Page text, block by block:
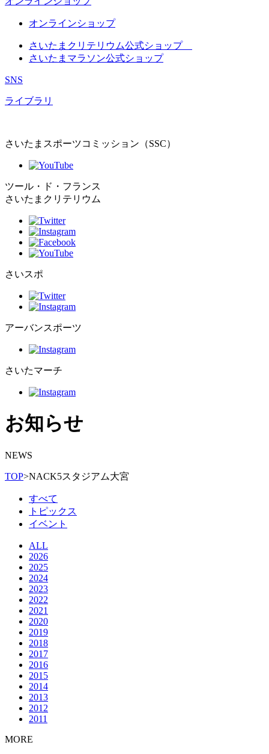
オンラインショップ
さいたまクリテリウム公式ショップ
さいたまマラソン公式ショップ
SNS
ライブラリ
さいたまスポーツコミッション（SSC）
ツール・ド・フランス
さいたまクリテリウム
さいスポ
アーバンスポーツ
さいたマーチ
お知らせ
NEWS
TOP>NACK5スタジアム大宮
すべて
トピックス
イベント
ALL
2026
2025
2024
2023
2022
2021
2020
2019
2018
2017
2016
2015
2014
2013
2012
2011
MORE